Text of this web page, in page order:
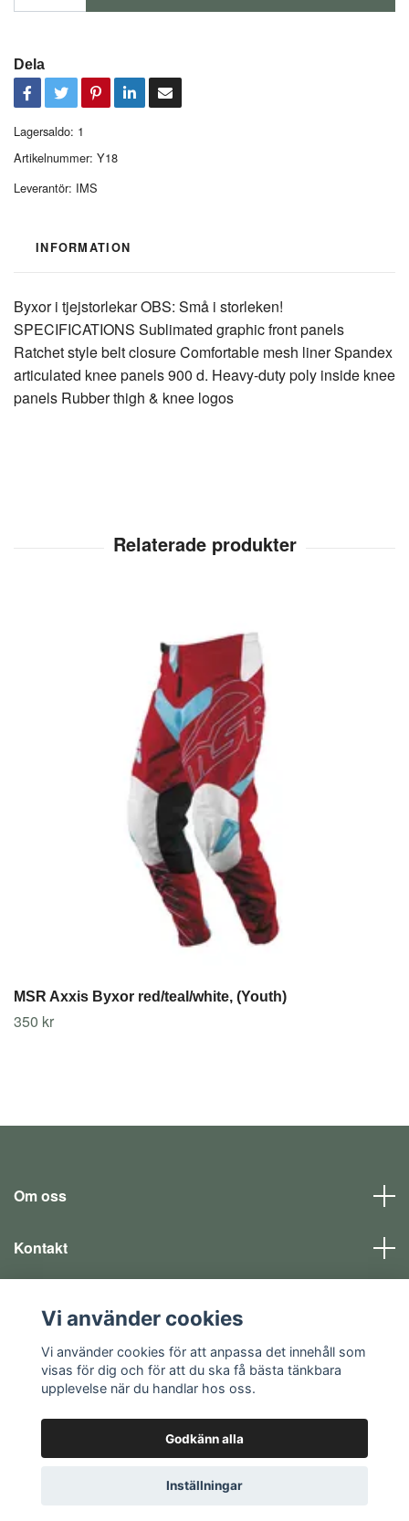
Dela
Lagersaldo: 1
Artikelnummer: Y18
Leverantör: IMS
INFORMATION
Byxor i tjejstorlekar OBS: Små i storleken!
SPECIFICATIONS Sublimated graphic front panels
Ratchet style belt closure Comfortable mesh liner Spandex
articulated knee panels 900 d. Heavy-duty poly inside knee
panels Rubber thigh & knee logos
MSR Axxis Byxor red/teal/white, (Youth)
350 kr
Om oss
Kontakt
Sociala medier
© 2026 EQ SHOP - allt för dina fritidsintressen
Vi använder cookies
Vi använder cookies för att anpassa det innehåll som
visas för dig och för att du ska få bästa tänkbara
upplevelse när du handlar hos oss.
Godkänn alla
Inställningar